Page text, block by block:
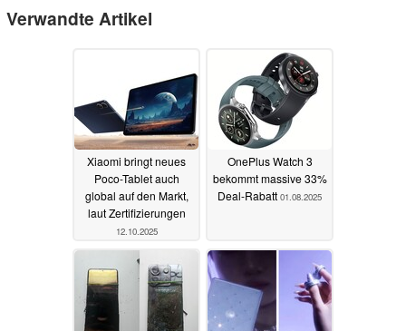
Verwandte Artikel
Xiaomi bringt neues
Poco-Tablet auch
global auf den Markt,
laut Zertifizierungen
12.10.2025
OnePlus Watch 3
bekommt massive 33%
Deal-Rabatt 01.08.2025